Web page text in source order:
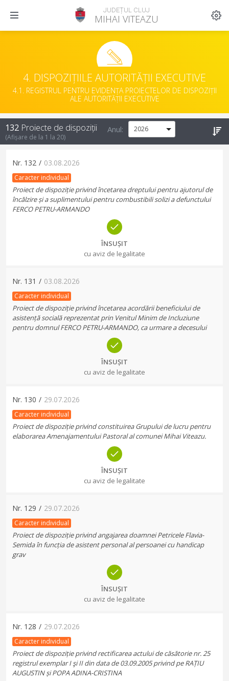
JUDEȚUL CLUJ
MIHAI VITEAZU
4. DISPOZIȚIILE AUTORITĂȚII EXECUTIVE
4.1. REGISTRUL PENTRU EVIDENȚA PROIECTELOR DE DISPOZIȚII
ALE AUTORITĂȚII EXECUTIVE
132 Proiecte de dispoziții
(Afișare de la 1 la 20)
Anul:
Nr. 132 / 03.08.2026
Caracter individual
Proiect de dispoziție privind încetarea dreptului pentru ajutorul de
încălzire și a suplimentului pentru combustibili solizi a defunctului
FERCO PETRU-ARMANDO
ÎNSUȘIT
cu aviz de legalitate
Nr. 131 / 03.08.2026
Caracter individual
Proiect de dispoziție privind încetarea acordării beneficiului de
asistență socială reprezentat prin Venitul Minim de Incluziune
pentru domnul FERCO PETRU-ARMANDO, ca urmare a decesului
ÎNSUȘIT
cu aviz de legalitate
Nr. 130 / 29.07.2026
Caracter individual
Proiect de dispoziție privind constituirea Grupului de lucru pentru
elaborarea Amenajamentului Pastoral al comunei Mihai Viteazu.
ÎNSUȘIT
cu aviz de legalitate
Nr. 129 / 29.07.2026
Caracter individual
Proiect de dispoziție privind angajarea doamnei Petricele Flavia-
Semida în funcția de asistent personal al persoanei cu handicap
grav
ÎNSUȘIT
cu aviz de legalitate
Nr. 128 / 29.07.2026
Caracter individual
Proiect de dispoziție privind rectificarea actului de căsătorie nr. 25
registrul exemplar I şi II din data de 03.09.2005 privind pe RAȚIU
AUGUSTIN și POPA ADINA-CRISTINA